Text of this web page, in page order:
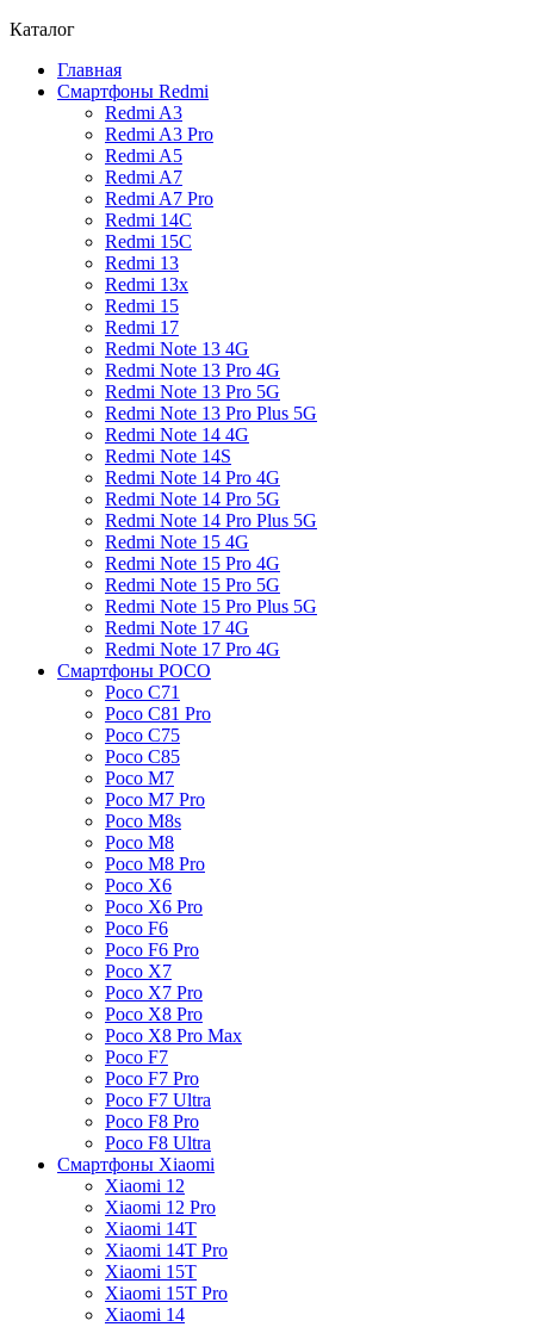
Каталог
Главная
Смартфоны Redmi
Redmi A3
Redmi A3 Pro
Redmi A5
Redmi A7
Redmi A7 Pro
Redmi 14C
Redmi 15C
Redmi 13
Redmi 13x
Redmi 15
Redmi 17
Redmi Note 13 4G
Redmi Note 13 Pro 4G
Redmi Note 13 Pro 5G
Redmi Note 13 Pro Plus 5G
Redmi Note 14 4G
Redmi Note 14S
Redmi Note 14 Pro 4G
Redmi Note 14 Pro 5G
Redmi Note 14 Pro Plus 5G
Redmi Note 15 4G
Redmi Note 15 Pro 4G
Redmi Note 15 Pro 5G
Redmi Note 15 Pro Plus 5G
Redmi Note 17 4G
Redmi Note 17 Pro 4G
Смартфоны POCO
Poco C71
Poco C81 Pro
Poco C75
Poco C85
Poco M7
Poco M7 Pro
Poco M8s
Poco M8
Poco M8 Pro
Poco X6
Poco X6 Pro
Poco F6
Poco F6 Pro
Poco X7
Poco X7 Pro
Poco X8 Pro
Poco X8 Pro Max
Poco F7
Poco F7 Pro
Poco F7 Ultra
Poco F8 Pro
Poco F8 Ultra
Смартфоны Xiaomi
Xiaomi 12
Xiaomi 12 Pro
Xiaomi 14T
Xiaomi 14T Pro
Xiaomi 15T
Xiaomi 15T Pro
Xiaomi 14